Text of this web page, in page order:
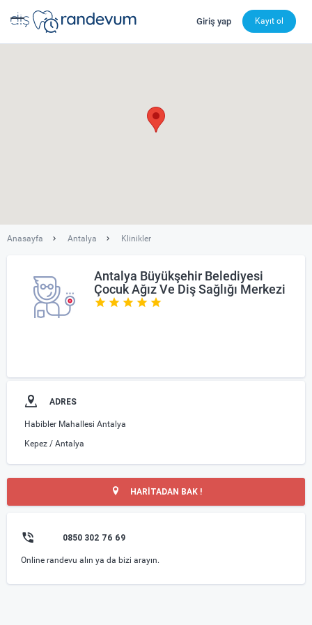
dishekimleri.net - Diş Hekimi Bul, Yorumları İncele ve
Giriş yap Kayıt ol
Anasayfa Antalya Klinikler
Antalya Büyükşehir Belediyesi
Çocuk Ağız Ve Diş Sağlığı Merkezi
ADRES
Habibler Mahallesi Antalya
Kepez / Antalya
HARİTADAN BAK !
0850 302 76 69
Online randevu alın ya da bizi arayın.